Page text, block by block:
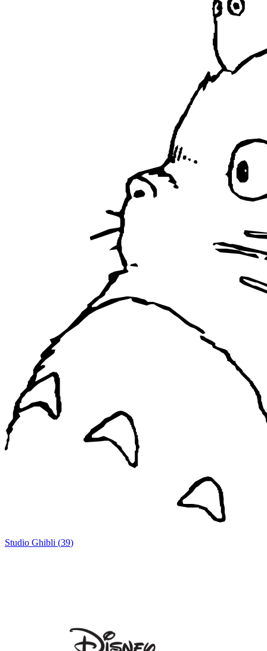
Studio Ghibli (39)